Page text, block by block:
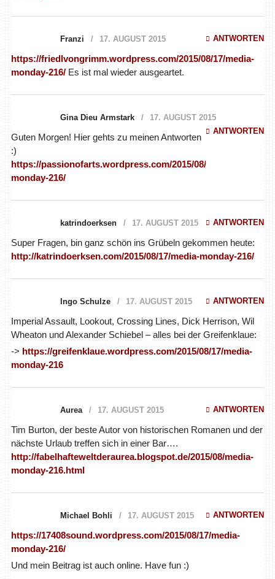
Franzi 17. AUGUST 2015 ANTWORTEN
https://friedlvongrimm.wordpress.com/2015/08/17/media-
monday-216/Es ist mal wieder ausgeartet.
Gina Dieu Armstark
17. AUGUST 2015
ANTWORTEN
Guten Morgen! Hier gehts zu meinen Antworten
:)
https://passionofarts.wordpress.com/2015/08/17/media-
monday-216/
katrindoerksen 17. AUGUST 2015 ANTWORTEN
Super Fragen, bin ganz schön ins Grübeln gekommen heute:
http://katrindoerksen.com/2015/08/17/media-monday-216/
Ingo Schulze 17. AUGUST 2015 ANTWORTEN
Imperial Assault, Lookout, Crossing Lines, Dick Herrison, Wil
Wheaton und Alexander Schiebel – alles bei der Greifenklaue:
-> https://greifenklaue.wordpress.com/2015/08/17/media-
monday-216
Aurea 17. AUGUST 2015 ANTWORTEN
Tim Burton, der beste Autor von historischen Romanen und der
nächste Urlaub treffen sich in einer Bar….
http://fabelhafteweltderaurea.blogspot.de/2015/08/media-
monday-216.html
Michael Bohli 17. AUGUST 2015 ANTWORTEN
https://17408sound.wordpress.com/2015/08/17/media-
monday-216/
Und mein Beitrag ist auch online. Have fun :)